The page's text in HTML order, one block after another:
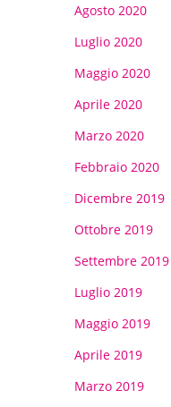
Agosto 2020
Luglio 2020
Maggio 2020
Aprile 2020
Marzo 2020
Febbraio 2020
Dicembre 2019
Ottobre 2019
Settembre 2019
Luglio 2019
Maggio 2019
Aprile 2019
Marzo 2019